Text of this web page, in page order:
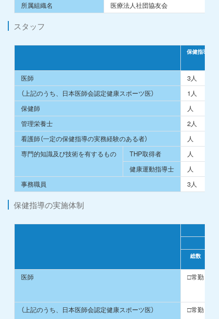
所属組織名
医療法⼈社団協友会
スタッフ
保健指導事
医師
3人
（上記のうち、日本医師会認定健康スポーツ医）
1人
保健師
人
管理栄養士
2人
看護師（一定の保健指導の実務経験のある者）
人
専門的知識及び技術を有するもの
THP取得者
人
健康運動指導士
人
事務職員
3人
保健指導の実施体制
総数
医師 □常勤
（上記のうち、日本医師会認定健康スポーツ医）
□常勤